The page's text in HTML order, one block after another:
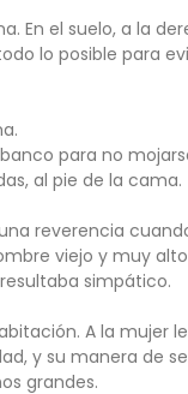
En el suelo, a la
lo posible para
para no
al pie de la cama.
reverencia
viejo y muy
simpático.
A la mujer
y su manera de
grandes.